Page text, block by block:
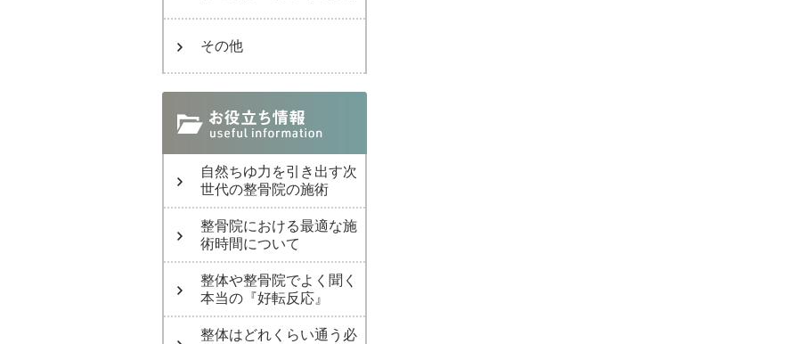
その他
自然ちゆ力を引き出す次
世代の整骨院の施術
整骨院における最適な施
術時間について
整体や整骨院でよく聞く
本当の『好転反応』
整体はどれくらい通う必